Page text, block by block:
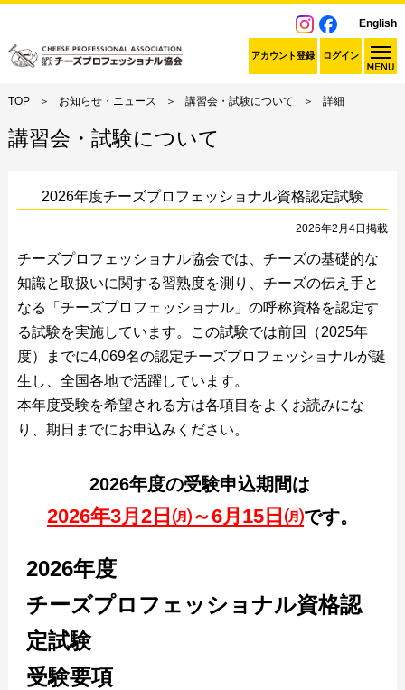
English
アカウント登録 ログイン
TOP お知らせ・ニュース 講習会・試験について 詳細
講習会・試験について
2026年度チーズプロフェッショナル資格認定試験
2026年2月4日掲載
チーズプロフェッショナル協会では、チーズの基礎的な
知識と取扱いに関する習熟度を測り、チーズの伝え手と
なる「チーズプロフェッショナル」の呼称資格を認定す
る試験を実施しています。この試験では前回（2025年
度）までに4,069名の認定チーズプロフェッショナルが誕
生し、全国各地で活躍しています。
本年度受験を希望される方は各項目をよくお読みにな
り、期日までにお申込みください。
2026年度の受験申込期間は
2026年3月2日㈪～6月15日㈪です。
2026年度
チーズプロフェッショナル資格認
定試験
受験要項